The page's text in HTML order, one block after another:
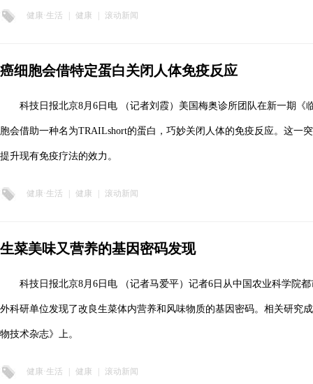
健康·生活 健康 滚动新闻
癌细胞会借特定蛋白关闭人体免疫反应
科技日报北京8月6日电 （记者刘霞）美国梅奥诊所团队在新一期《
胞会借助一种名为TRAILshort的蛋白，巧妙关闭人体的免疫反应。这一
提升现有免疫疗法的效力。
健康·生活 健康 滚动新闻
生菜美味又营养的基因密码发现
科技日报北京8月6日电 （记者马爱平）记者6日从中国农业科学院
外科研单位发现了改良生菜体内营养和风味物质的基因密码。相关研究
物技术杂志》上。
健康·生活 健康 滚动新闻